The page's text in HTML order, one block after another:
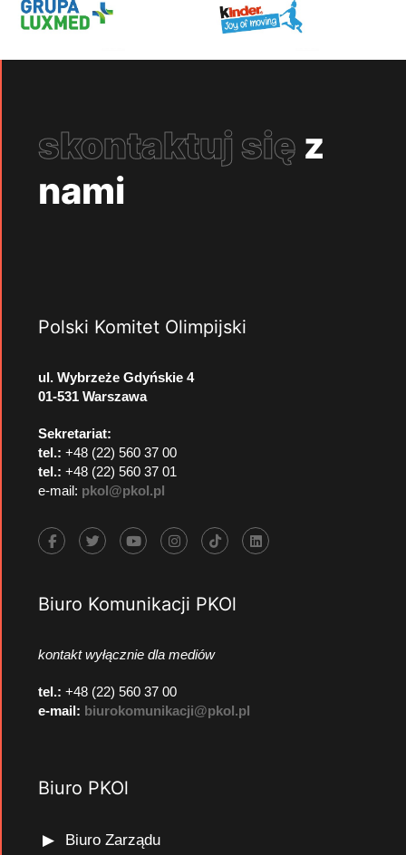
skontaktuj się z
nami
Polski Komitet Olimpijski
ul. Wybrzeże Gdyńskie 4
01-531 Warszawa
Sekretariat:
tel.: +48 (22) 560 37 00
tel.: +48 (22) 560 37 01
e-mail: pkol@pkol.pl
Biuro Komunikacji PKOl
kontakt wyłącznie dla mediów
tel.: +48 (22) 560 37 00
e-mail: biurokomunikacji@pkol.pl
Biuro PKOl
Biuro Zarządu